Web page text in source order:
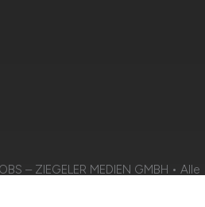
– ZIEGELER MEDIEN GMBH • Alle